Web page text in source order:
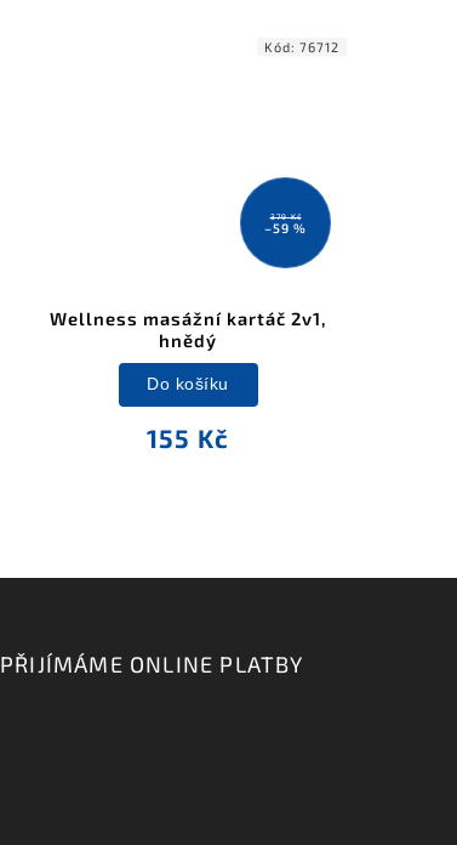
379 Kč
–59 %
Wellness masážní kartáč 2v1,
hnědý
155 Kč
Do košíku
Kód: 76712
PŘIJÍMÁME ONLINE PLATBY